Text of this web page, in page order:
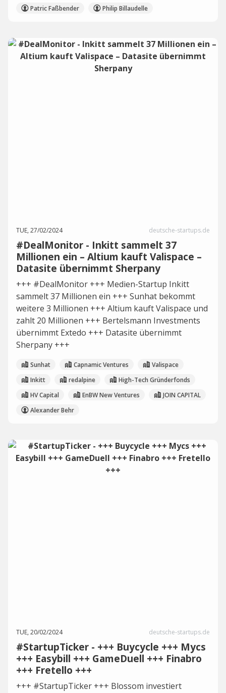
Patric Faßbender
Philip Billaudelle
TUE, 27/02/2024 deutsche-startups.de
#DealMonitor - Inkitt sammelt 37
Millionen ein – Altium kauft Valispace –
Datasite übernimmt Sherpany
+++ #DealMonitor +++ Medien-Startup Inkitt
sammelt 37 Millionen ein +++ Sunhat bekommt
weitere 3 Millionen +++ Altium kauft Valispace und
zahlt 20 Millionen +++ Bertelsmann Investments
übernimmt Extedo +++ Datasite übernimmt
Sherpany +++
Sunhat Capnamic Ventures
Valispace
Inkitt
redalpine
High-Tech Gründerfonds
HV Capital
EnBW New Ventures
JOIN CAPITAL
Alexander Behr
TUE, 20/02/2024 deutsche-startups.de
#StartupTicker - +++ Buycycle +++ Mycs
+++ Easybill +++ GameDuell +++ Finabro
+++ Fretello +++
+++ #StartupTicker +++ Blossom investiert